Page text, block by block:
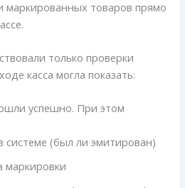
маркированных товаров прямо
только проверки
касса могла показать:
успешно. При этом
системе (был ли эмитирован)
маркировки